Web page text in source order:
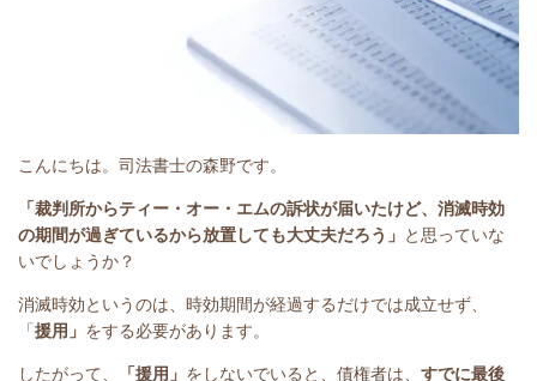
こんにちは。司法書士の森野です。
「裁判所からティー・オー・エムの訴状が届いたけど、消滅時効
の期間が過ぎているから放置しても大丈夫だろう」 と思っていな
いでしょうか？
消滅時効というのは、時効期間が経過するだけでは成立せず、
「援用」 をする必要があります。
したがって、 「援用」 をしないでいると、 債権者は、 すでに最後